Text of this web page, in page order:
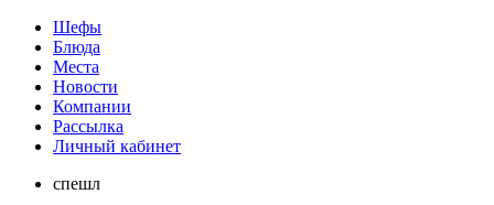
Шефы
Блюда
Места
Новости
Компании
Рассылка
Личный кабинет
спешл